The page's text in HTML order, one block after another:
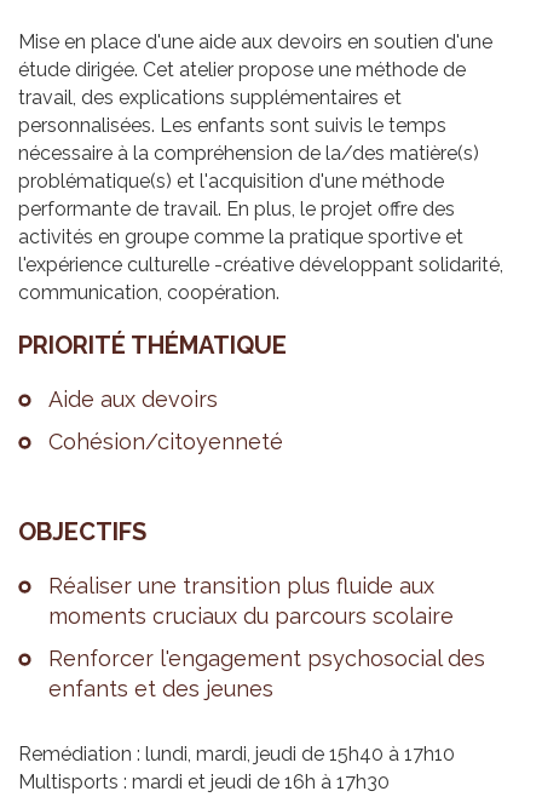
Mise en place d'une aide aux devoirs en soutien d'une
étude dirigée. Cet atelier propose une méthode de
travail, des explications supplémentaires et
personnalisées. Les enfants sont suivis le temps
nécessaire à la compréhension de la/des matière(s)
problématique(s) et l'acquisition d'une méthode
performante de travail. En plus, le projet offre des
activités en groupe comme la pratique sportive et
l'expérience culturelle -créative développant solidarité,
communication, coopération.
PRIO­RITÉ THÉ­MA­TIQUE
Aide aux devoirs
Cohé­sion/citoyen­neté
OBJEC­TIFS
Réa­li­ser une tran­si­tion plus fluide aux
moments cru­ciaux du par­cours sco­laire
Ren­for­cer l'en­ga­ge­ment psy­cho­so­cial des
enfants et des jeunes
Remédiation : lundi, mardi, jeudi de 15h40 à 17h10
Multisports : mardi et jeudi de 16h à 17h30